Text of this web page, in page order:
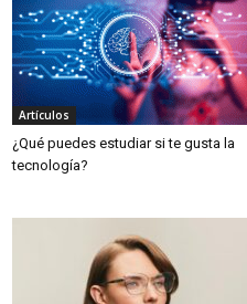
Artículos
¿Qué puedes estudiar si te gusta la
tecnología?